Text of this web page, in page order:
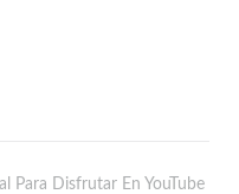
Para Disfrutar En YouTube